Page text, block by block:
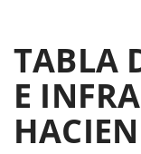
TABLA
E